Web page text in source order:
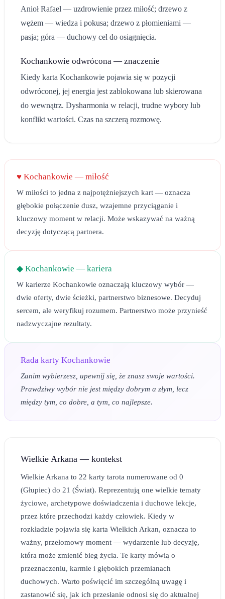
Anioł Rafael — uzdrowienie przez miłość; drzewo z
wężem — wiedza i pokusa; drzewo z płomieniami —
pasja; góra — duchowy cel do osiągnięcia.
Kochankowie odwrócona — znaczenie
Kiedy karta Kochankowie pojawia się w pozycji
odwróconej, jej energia jest zablokowana lub skierowana
do wewnątrz. Dysharmonia w relacji, trudne wybory lub
konflikt wartości. Czas na szczerą rozmowę.
♥ Kochankowie — miłość
W miłości to jedna z najpotężniejszych kart — oznacza
głębokie połączenie dusz, wzajemne przyciąganie i
kluczowy moment w relacji. Może wskazywać na ważną
decyzję dotyczącą partnera.
◆ Kochankowie — kariera
W karierze Kochankowie oznaczają kluczowy wybór —
dwie oferty, dwie ścieżki, partnerstwo biznesowe. Decyduj
sercem, ale weryfikuj rozumem. Partnerstwo może przynieść
nadzwyczajne rezultaty.
Rada karty Kochankowie
Zanim wybierzesz, upewnij się, że znasz swoje wartości.
Prawdziwy wybór nie jest między dobrym a złym, lecz
między tym, co dobre, a tym, co najlepsze.
Wielkie Arkana — kontekst
Wielkie Arkana to 22 karty tarota numerowane od 0
(Głupiec) do 21 (Świat). Reprezentują one wielkie tematy
życiowe, archetypowe doświadczenia i duchowe lekcje,
przez które przechodzi każdy człowiek. Kiedy w
rozkładzie pojawia się karta Wielkich Arkan, oznacza to
ważny, przełomowy moment — wydarzenie lub decyzję,
która może zmienić bieg życia. Te karty mówią o
przeznaczeniu, karmie i głębokich przemianach
duchowych. Warto poświęcić im szczególną uwagę i
zastanowić się, jak ich przesłanie odnosi się do aktualnej